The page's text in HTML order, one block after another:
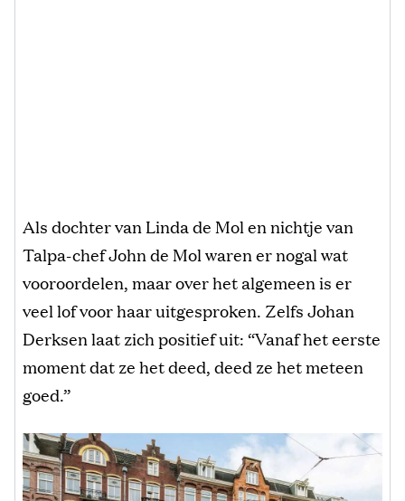
Als dochter van Linda de Mol en nichtje van
Talpa-chef John de Mol waren er nogal wat
vooroordelen, maar over het algemeen is er
veel lof voor haar uitgesproken. Zelfs Johan
Derksen laat zich positief uit: “Vanaf het eerste
moment dat ze het deed, deed ze het meteen
goed.”